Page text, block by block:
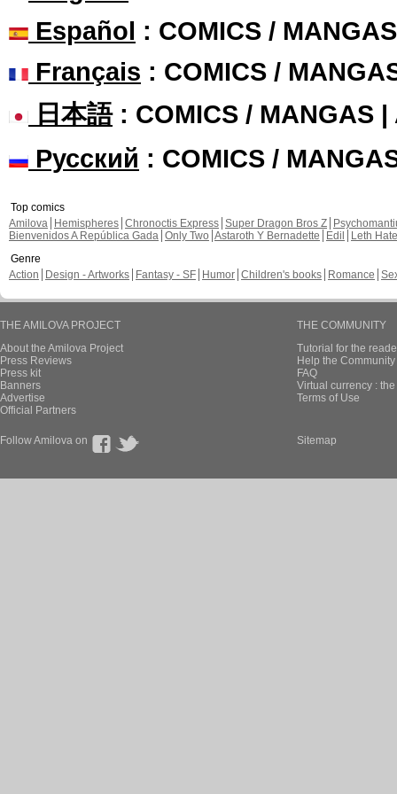
Español : COMICS /
Français : COMICS /
日本語: COMICS / MANGAS |
Русский : COMICS /
Top comics
Amilova
Hemispheres Chronoctis Express Super Dragon Bros Z
Bienvenidos A República Gada Only Two Astaroth Y Bernadette Edil
Leth Hate
Genre
Action
Design - Artworks Fantasy - SF Humor Children's books Romance
THE AMILOVA PROJECT
About the Amilova Project
Press Reviews
Press kit
Banners
Advertise
Official Partners
THE COMMUNITY
Tutorial for the
Help the
FAQ
Virtual currency :
Terms of Use
Follow Amilova on Sitemap